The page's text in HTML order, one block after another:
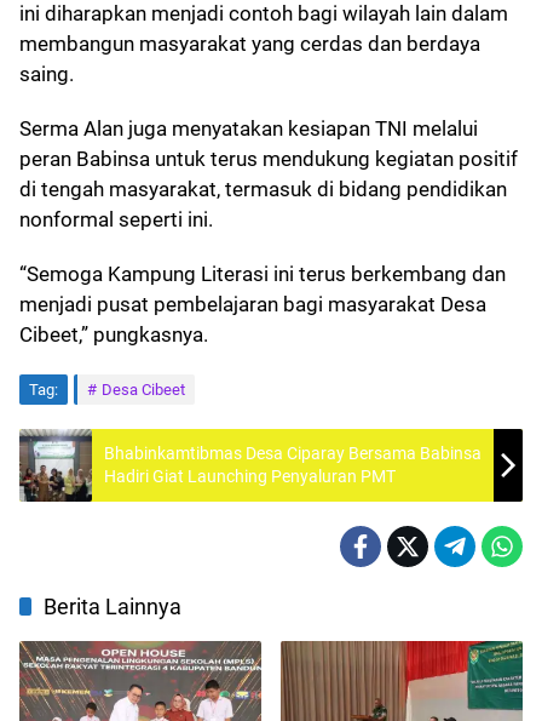
ini diharapkan menjadi contoh bagi wilayah lain dalam
membangun masyarakat yang cerdas dan berdaya
saing.
Serma Alan juga menyatakan kesiapan TNI melalui
peran Babinsa untuk terus mendukung kegiatan positif
di tengah masyarakat, termasuk di bidang pendidikan
nonformal seperti ini.
“Semoga Kampung Literasi ini terus berkembang dan
menjadi pusat pembelajaran bagi masyarakat Desa
Cibeet,” pungkasnya.
Tag: Desa Cibeet
Bhabinkamtibmas Desa Ciparay Bersama Babinsa
Hadiri Giat Launching Penyaluran PMT
Berita Lainnya